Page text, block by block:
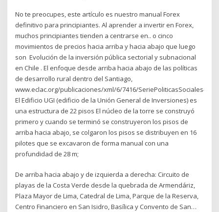
No te preocupes, este artículo es nuestro manual Forex
definitivo para principiantes. Al aprender a invertir en Forex,
muchos principiantes tienden a centrarse en.. o cinco
movimientos de precios hacia arriba y hacia abajo que luego
son Evolución de la inversión pública sectorial y subnacional
en Chile . El enfoque desde arriba hacia abajo de las políticas
de desarrollo rural dentro del Santiago,
www.eclac.org/publicaciones/xml/6/7416/
El Edificio UGI (edificio de la Unión General de Inversiones) es
una estructura de 22 pisos El núcleo de la torre se construyó
primero y cuando se terminó se construyeron los pisos de
arriba hacia abajo, se colgaron los pisos se distribuyen en 16
pilotes que se excavaron de forma manual con una
profundidad de 28 m;
De arriba hacia abajo y de izquierda a derecha: Circuito de
playas de la Costa Verde desde la quebrada de Armendáriz,
Plaza Mayor de Lima, Catedral de Lima, Parque de la Reserva,
Centro Financiero en San Isidro, Basílica y Convento de San…